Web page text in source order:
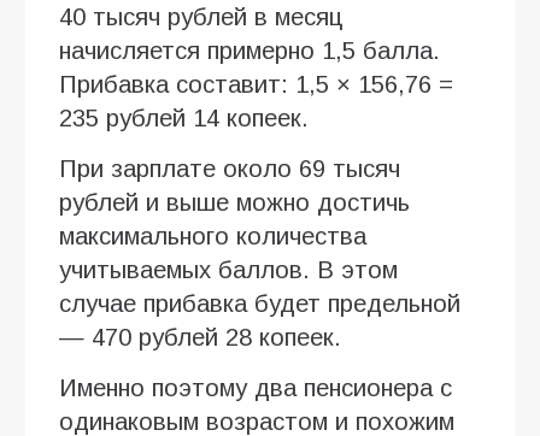
40 тысяч рублей в месяц
начисляется примерно 1,5 балла.
Прибавка составит: 1,5 × 156,76 =
235 рублей 14 копеек.
При зарплате около 69 тысяч
рублей и выше можно достичь
максимального количества
учитываемых баллов. В этом
случае прибавка будет предельной
— 470 рублей 28 копеек.
Именно поэтому два пенсионера с
одинаковым возрастом и похожим